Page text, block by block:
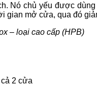
Nó chủ yếu được
mở cửa, qua đó
– loại cao cấp (HPB)
2 cửa